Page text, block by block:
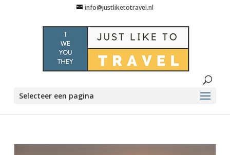
info@justliketotravel.nl
Selecteer een pagina